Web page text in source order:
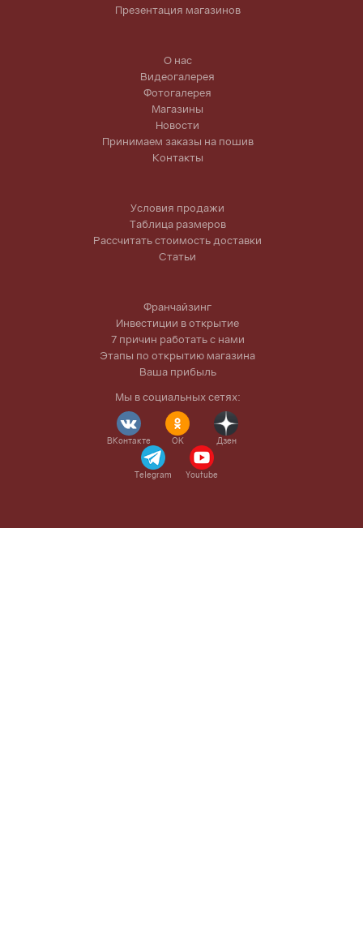
Презентация магазинов
О нас
Видеогалерея
Фотогалерея
Магазины
Новости
Принимаем заказы на пошив
Контакты
Условия продажи
Таблица размеров
Рассчитать стоимость доставки
Статьи
Франчайзинг
Инвестиции в открытие
7 причин работать с нами
Этапы по открытию магазина
Ваша прибыль
Мы в социальных сетях:
ВКонтакте OK Дзен
Telegram Youtube